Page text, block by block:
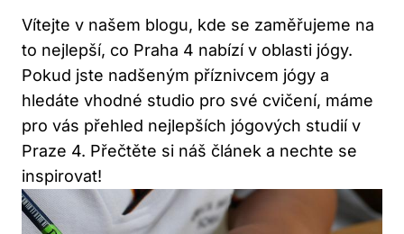
Vítejte⁤ v ​našem blogu, kde se⁣ zaměřujeme na
‌to nejlepší,‌ co Praha 4 nabízí​ v ‍oblasti jógy.⁣
Pokud jste nadšeným příznivcem jógy a
hledáte vhodné ​studio pro své ⁣cvičení,‌ máme
pro vás​ přehled nejlepších jógových studií⁤ v
Praze 4. ⁣Přečtěte si ‌náš článek a nechte​ se
⁣inspirovat!